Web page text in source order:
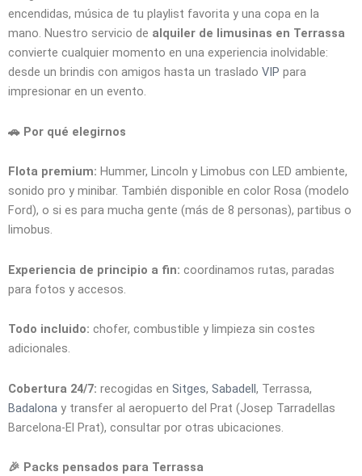
encendidas, música de tu playlist favorita y una copa en la
mano. Nuestro servicio de alquiler de limusinas en Terrassa
convierte cualquier momento en una experiencia inolvidable:
desde un brindis con amigos hasta un traslado VIP para
impresionar en un evento.
🚗 Por qué elegirnos
Flota premium: Hummer, Lincoln y Limobus con LED ambiente,
sonido pro y minibar. También disponible en color Rosa (modelo
Ford), o si es para mucha gente (más de 8 personas), partibus o
limobus.
Experiencia de principio a fin: coordinamos rutas, paradas
para fotos y accesos.
Todo incluido: chofer, combustible y limpieza sin costes
adicionales.
Cobertura 24/7: recogidas en Sitges, Sabadell, Terrassa,
Badalona y transfer al aeropuerto del Prat (Josep Tarradellas
Barcelona-El Prat), consultar por otras ubicaciones.
🎉 Packs pensados para Terrassa